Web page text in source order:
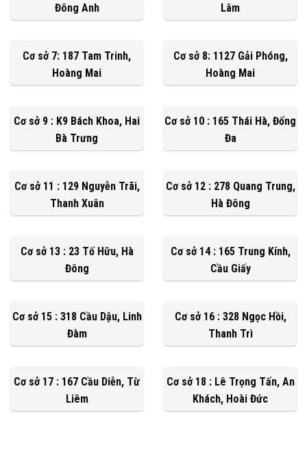
Đông Anh
Lâm
Cơ sở 7: 187 Tam Trinh,
Hoàng Mai
Cơ sở 8: 1127 Gải Phóng,
Hoàng Mai
Cơ sở 9 : K9 Bách Khoa, Hai
Bà Trưng
Cơ sở 10 : 165 Thái Hà, Đống
Đa
Cơ sở 11 : 129 Nguyễn Trãi,
Thanh Xuân
Cơ sở 12 : 278 Quang Trung,
Hà Đông
Cơ sở 13 : 23 Tố Hữu, Hà
Đông
Cơ sở 14 : 165 Trung Kính,
Cầu Giấy
Cơ sở 15 : 318 Cầu Dậu, Linh
Đàm
Cơ sở 16 : 328 Ngọc Hồi,
Thanh Trì
Cơ sở 17 : 167 Cầu Diễn, Từ
Liêm
Cơ sở 18 : Lê Trọng Tấn, An
Khách, Hoài Đức